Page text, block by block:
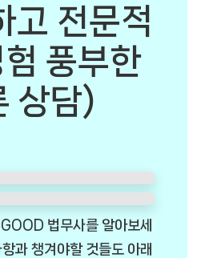
고 전문적
풍부한
상담)
법무사를 알아보세
과 챙겨야할 것들도 아래